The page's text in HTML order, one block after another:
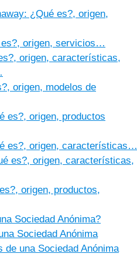
¿Qué es?, origen,
origen, servicios…
origen, características,
origen, modelos de
es?, origen, productos
es?, origen, características…
es?, origen, características,
origen, productos,
Sociedad Anónima?
Sociedad Anónima
de una Sociedad Anónima